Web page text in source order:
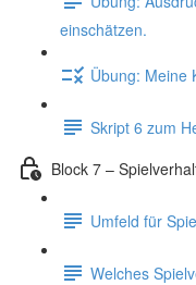
einschätzen.
Übung: Meine
Skript 6 zum
Block 7 –
Umfeld für
Welches